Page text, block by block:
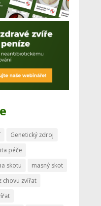
Genetický zdroj
péče
skotu
masný skot
chovu zvířat